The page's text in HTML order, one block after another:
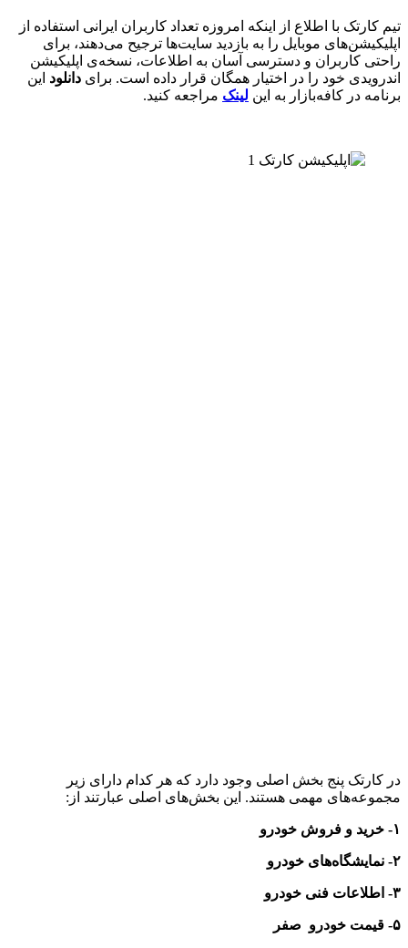
تیم کارتک با اطلاع از اینکه امروزه تعداد کاربران ایرانی استفاده از
اپلیکیشن‌های موبایل را به بازدید سایت‌ها ترجیح می‌دهند، برای
راحتی کاربران و دسترسی آسان به اطلاعات، نسخه‌ی اپلیکیشن
اندرویدی خود را در اختیار همگان قرار داده است. برای دانلود این
برنامه در کافه‌بازار به این لینک مراجعه کنید.
در کارتک پنج بخش اصلی وجود دارد که هر کدام دارای زیر
مجموعه‌های مهمی هستند. این بخش‌های اصلی عبارتند از:
۱- خرید و فروش خودرو
۲- نمایشگاه‌های خودرو
۳- اطلاعات فنی خودرو
۵- قیمت خودرو صفر